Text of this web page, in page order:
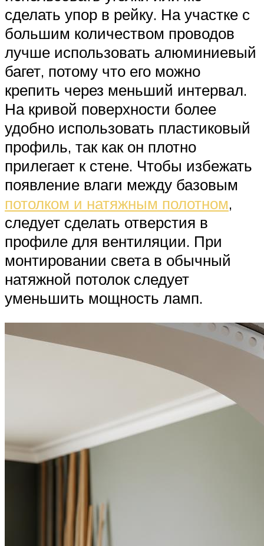
сделать упор в рейку. На участке с
большим количеством проводов
лучше использовать алюминиевый
багет, потому что его можно
крепить через меньший интервал.
На кривой поверхности более
удобно использовать пластиковый
профиль, так как он плотно
прилегает к стене. Чтобы избежать
появление влаги между базовым
потолком и натяжным полотном,
следует сделать отверстия в
профиле для вентиляции. При
монтировании света в обычный
натяжной потолок следует
уменьшить мощность ламп.